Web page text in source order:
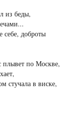
из беды,
себе, доброты
плывет по Москве,
стучала в виске,